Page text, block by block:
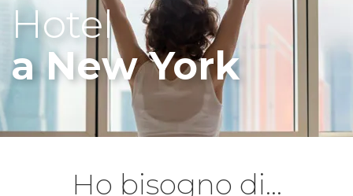
Hotel
a New York
Ho bisogno di...